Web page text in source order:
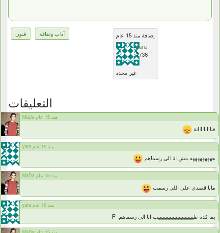
آداب وثقافة فنون
إضافة منذ 15 عام
yara
1736
غير محدد
التعليقات
MaDa منذ 15 عام
فنااااااااانة
yara منذ 15 عام
هههههههههه مش انا الى رسماهم
MaDa منذ 15 عام
مانا قصدي على اللي رسمت
yara منذ 15 عام
بقا كدة طييييييييييييييييييييييييب انا الى رسماهم:-P